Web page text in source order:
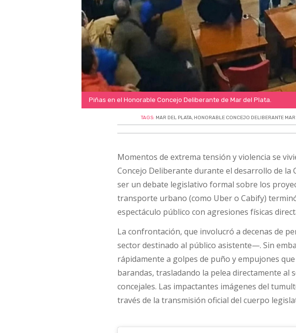
Piñas en el Honorable Concejo Deliberante de Mar del Plata.
TAGS: MAR DEL PLATA, HONORABLE CONCEJO DELIBERANTE MAR
Momentos de extrema tensión y violencia se
Concejo Deliberante durante el desarrollo de la
ser un debate legislativo formal sobre los
transporte urbano (como Uber o Cabify)
espectáculo público con agresiones físicas
La confrontación, que involucró a decenas de
sector destinado al público asistente—. Sin
rápidamente a golpes de puño y empujones
barandas, trasladando la pelea directamente al
concejales. Las impactantes imágenes del
través de la transmisión oficial del cuerpo